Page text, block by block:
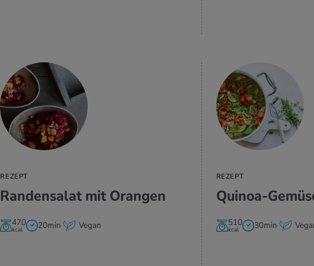
REZEPT
Ran­den­sa­lat mit Oran­gen
470
kcal 20min Vegan
REZEPT
Qui­noa-
510
kcal 30min